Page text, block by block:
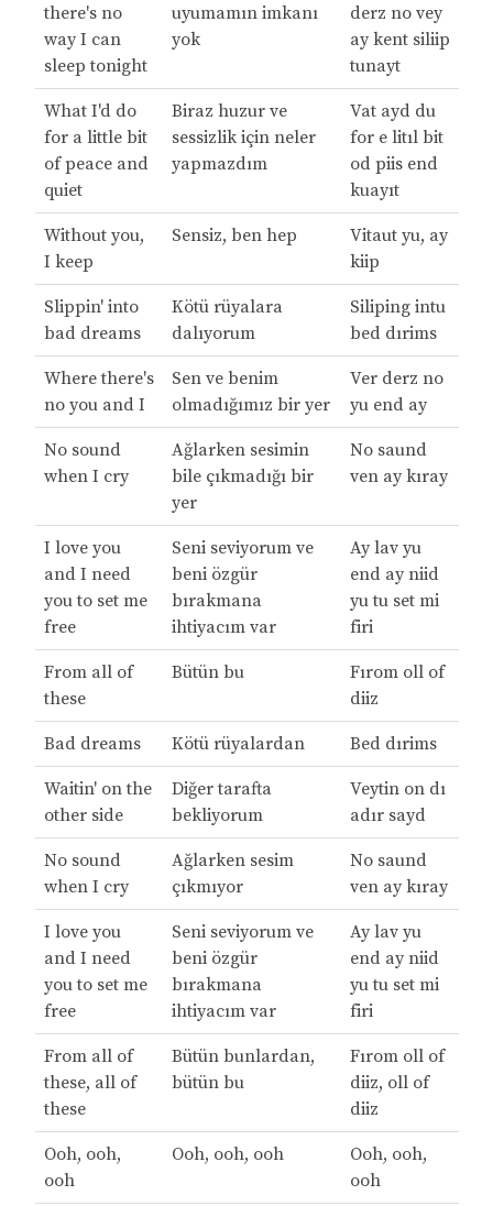
there's no
way I can
sleep tonight
uyumamın imkanı
yok
derz no vey
ay kent siliip
tunayt
What I'd do
for a little bit
of peace and
quiet
Biraz huzur ve
sessizlik için neler
yapmazdım
Vat ayd du
for e litıl bit
od piis end
kuayıt
Without you,
I keep
Sensiz, ben hep
Vitaut yu, ay
kiip
Slippin' into
bad dreams
Kötü rüyalara
dalıyorum
Siliping intu
bed dırims
Where there's
no you and I
Sen ve benim
olmadığımız bir yer
Ver derz no
yu end ay
No sound
when I cry
Ağlarken sesimin
bile çıkmadığı bir
yer
No saund
ven ay kıray
I love you
and I need
you to set me
free
Seni seviyorum ve
beni özgür
bırakmana
ihtiyacım var
Ay lav yu
end ay niid
yu tu set mi
firi
From all of
these
Bütün bu
Fırom oll of
diiz
Bad dreams Kötü rüyalardan Bed dırims
Waitin' on the
other side
Diğer tarafta
bekliyorum
Veytin on dı
adır sayd
No sound
when I cry
Ağlarken sesim
çıkmıyor
No saund
ven ay kıray
I love you
and I need
you to set me
free
Seni seviyorum ve
beni özgür
bırakmana
ihtiyacım var
Ay lav yu
end ay niid
yu tu set mi
firi
From all of
these, all of
these
Bütün bunlardan,
bütün bu
Fırom oll of
diiz, oll of
diiz
Ooh, ooh,
ooh
Ooh, ooh, ooh
Ooh, ooh,
ooh